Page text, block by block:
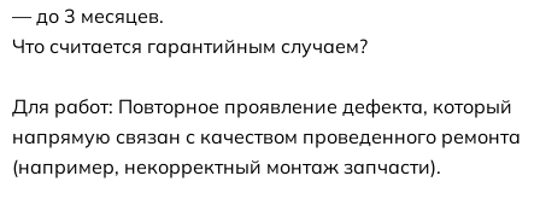
— до 3 месяцев.
Что считается гарантийным случаем?
Для работ: Повторное проявление дефекта, который
напрямую связан с качеством проведенного ремонта
(например, некорректный монтаж запчасти).